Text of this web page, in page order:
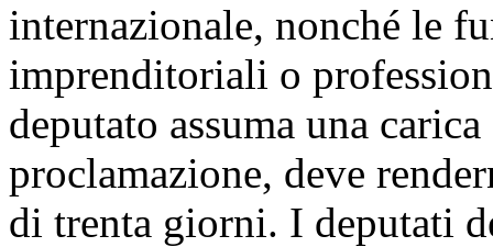
internazionale, nonché le
imprenditoriali o
deputato assuma una
proclamazione, deve
di trenta giorni. I deputati